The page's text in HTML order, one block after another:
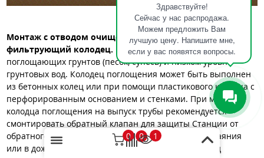
Здравствуйте!
Сейчас у нас распродажа.
Можем предложить Вам
лучшую цену. Напишите мне,
если у вас появятся вопросы.
0 0 1
Монтаж с отводом очищенных сточных вод в
фильтрующий колодец. Подходит для хорошо
поглощающих грунтов (песок, супесь) и низком уровне
грунтовых вод. Колодец поглощения может быть выполнен
из бетонных колец или при помощи пластикового колодца с
перфорированным основанием и стенками. При монтаже
колодца поглощения на выпуск трубы рекомендуется
смонтировать обратный клапан для защиты Станции от
обратного затопления в периоды активного снеготаяния
или в дождливое межсезонье. Непосредственно под